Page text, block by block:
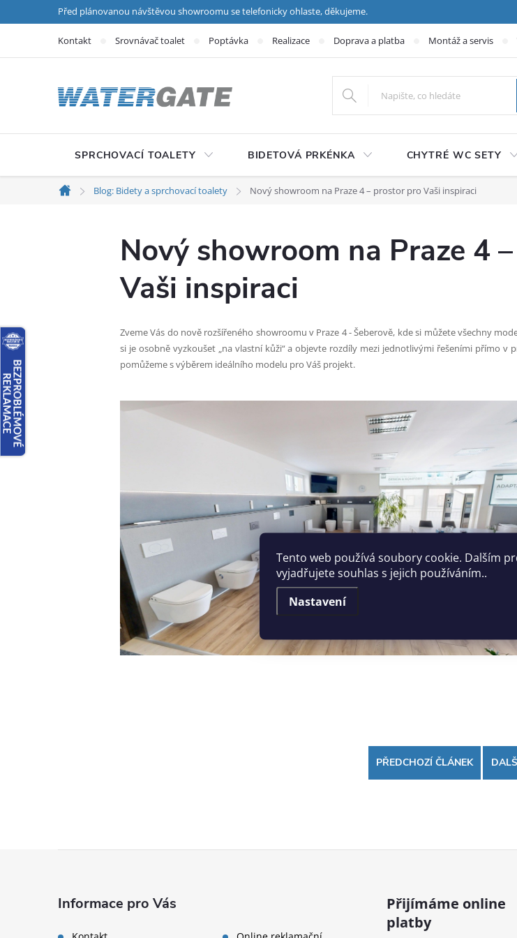
Tento web používá soubory cookie. Dalším
vyjadřujete souhlas s jejich používáním..
Nastavení
Přejít na obsahPřed plánovanou návštěvou showroomu se telefonicky ohlaste, děkujeme.
Kontakt Srovnávač toalet Poptávka Realizace Doprava a platba Montáž a servis
SPRCHOVACÍ TOALETY BIDETOVÁ PRKÉNKA CHYTRÉ WC SETY
Domů
Blog: Bidety a sprchovací toalety Nový showroom na Praze 4 – prostor pro Vaši inspiraci
Nový showroom na Praze 4
Vaši inspiraci
Zveme Vás do nově rozšířeného showroomu v Praze 4 - Šeberově, kde si můžete všechny
si je osobně vyzkoušet „na vlastní kůži“ a objevte rozdíly mezi jednotlivými řešeními přímo v
pomůžeme s výběrem ideálního modelu pro Váš projekt.
PŘEDCHOZÍ ČLÁNEK
Informace pro Vás
Přijímáme online
platby